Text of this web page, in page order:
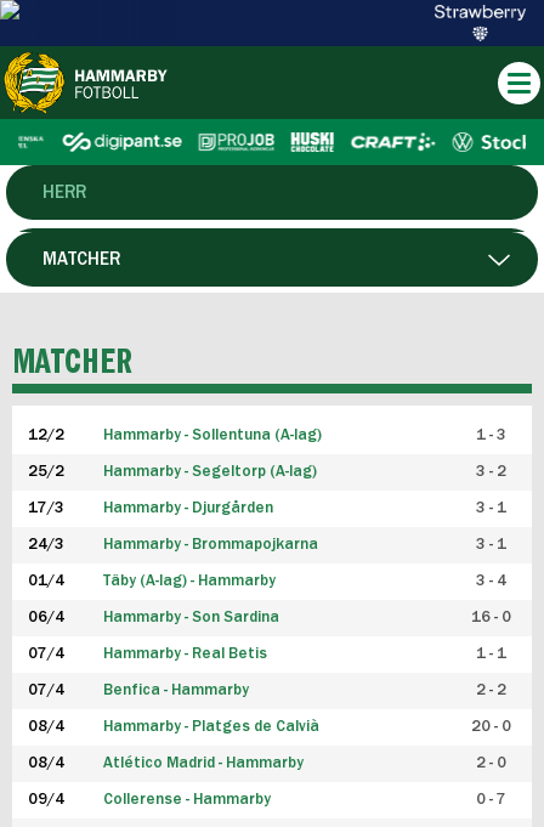
HERR
DAM
P19
F19
FUTSAL HERR
FUTSAL DAM
MATCHER
MATCHER
12/2 Hammarby - Sollentuna (A-lag) 1 - 3
25/2 Hammarby - Segeltorp (A-lag) 3 - 2
17/3 Hammarby - Djurgården 3 - 1
24/3 Hammarby - Brommapojkarna 3 - 1
01/4 Täby (A-lag) - Hammarby 3 - 4
06/4 Hammarby - Son Sardina 16 - 0
07/4 Hammarby - Real Betis 1 - 1
07/4 Benfica - Hammarby 2 - 2
08/4 Hammarby - Platges de Calvià 20 - 0
08/4 Atlético Madrid - Hammarby 2 - 0
09/4 Collerense - Hammarby 0 - 7